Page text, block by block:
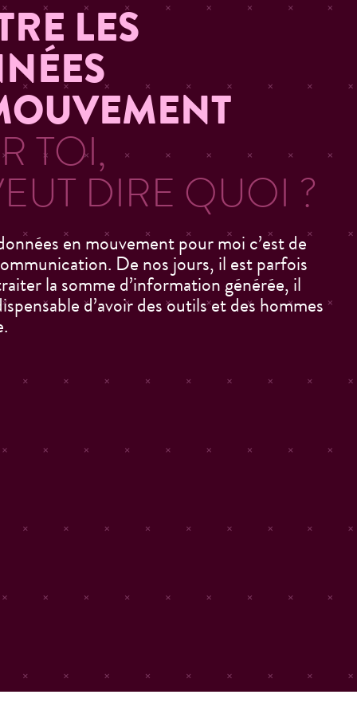
LES
TOI,
DIRE QUOI ?
en mouvement pour moi c’est de
De nos jours, il est parfois
la somme d’information générée, il
d’avoir des outils et des hommes